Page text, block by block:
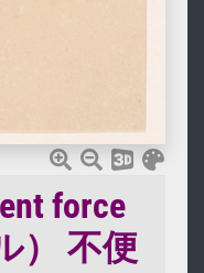
force
） 不便